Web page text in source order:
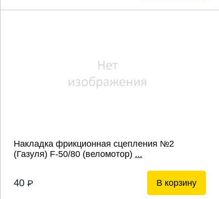
Накладка фрикционная сцепления №2
(Газуля) F-50/80 (веломотор) ...
40 P В корзину